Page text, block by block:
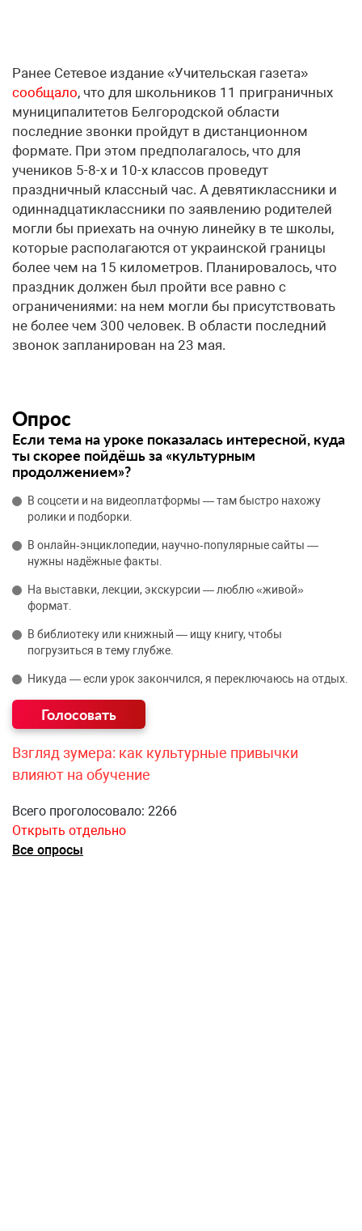
Ранее Сетевое издание «Учительская газета»
сообщало, что для школьников 11 приграничных
муниципалитетов Белгородской области
последние звонки пройдут в дистанционном
формате. При этом предполагалось, что для
учеников 5-8-х и 10-х классов проведут
праздничный классный час. А девятиклассники и
одиннадцатиклассники по заявлению родителей
могли бы приехать на очную линейку в те школы,
которые располагаются от украинской границы
более чем на 15 километров. Планировалось, что
праздник должен был пройти все равно с
ограничениями: на нем могли бы присутствовать
не более чем 300 человек. В области последний
звонок запланирован на 23 мая.
Опрос
Если тема на уроке показалась интересной, куда
ты скорее пойдёшь за «культурным
продолжением»?
В соцсети и на видеоплатформы — там быстро нахожу
ролики и подборки.
В онлайн‑энциклопедии, научно‑популярные сайты —
нужны надёжные факты.
На выставки, лекции, экскурсии — люблю «живой»
формат.
В библиотеку или книжный — ищу книгу, чтобы
погрузиться в тему глубже.
Никуда — если урок закончился, я переключаюсь на отдых.
Взгляд зумера: как культурные привычки
влияют на обучение
Всего проголосовало: 2266
Открыть отдельно
Все опросы